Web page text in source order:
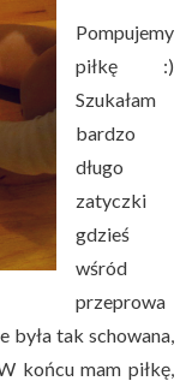
Pompujemy
piłkę :)
Szukałam
bardzo
długo
zatyczki
gdzieś
wśród
przeprowa
była tak schowana,
końcu mam piłkę,